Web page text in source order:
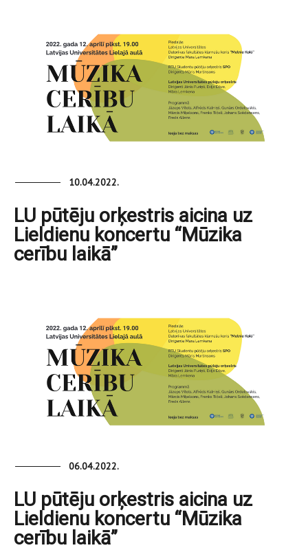
10.04.2022.
LU pūtēju orķestris aicina uz
Lieldienu koncertu “Mūzika
cerību laikā”
06.04.2022.
LU pūtēju orķestris aicina uz
Lieldienu koncertu “Mūzika
cerību laikā”